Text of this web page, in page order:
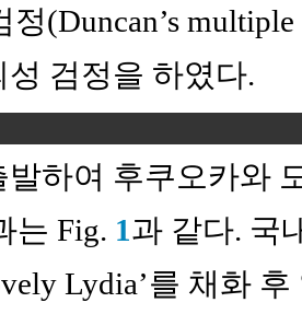
(Duncan’s
검정을 하였다.
하여 후쿠오카와
는 Fig. 1과 같다. 국
Lydia’를 채화